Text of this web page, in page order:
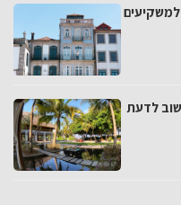
לדעת